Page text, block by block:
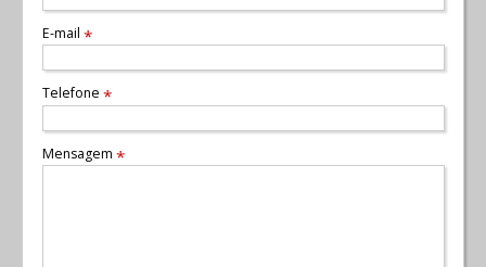
E-mail *
Telefone *
Mensagem *